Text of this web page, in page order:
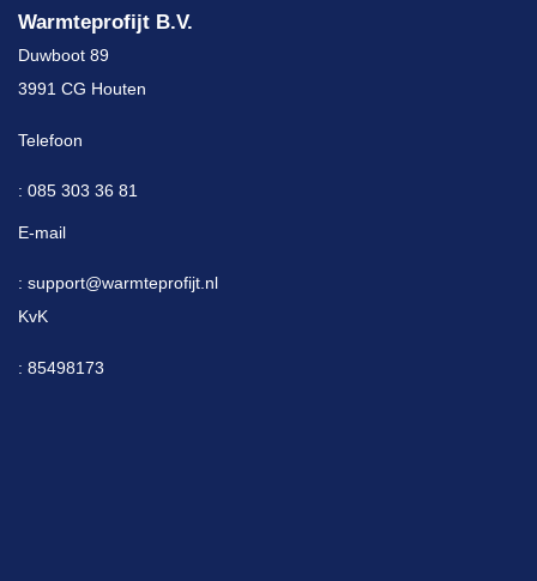
Warmteprofijt B.V.
Duwboot 89
3991 CG Houten
Telefoon
: 085 303 36 81
E-mail
: support@warmteprofijt.nl
KvK
: 85498173